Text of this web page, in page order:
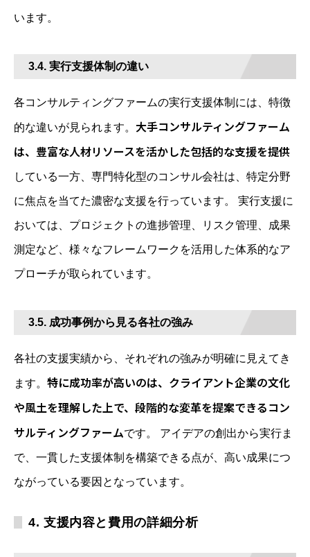
います。
3.4. 実行支援体制の違い
各コンサルティングファームの実行支援体制には、特徴
的な違いが見られます。 大手コンサルティングファーム
は、豊富な人材リソースを活かした包括的な支援を提供
している一方、専門特化型のコンサル会社は、特定分野
に焦点を当てた濃密な支援を行っています。 実行支援に
おいては、プロジェクトの進捗管理、リスク管理、成果
測定など、様々なフレームワークを活用した体系的なア
プローチが取られています。
3.5. 成功事例から見る各社の強み
各社の支援実績から、それぞれの強みが明確に見えてき
ます。 特に成功率が高いのは、クライアント企業の文化
や風土を理解した上で、段階的な変革を提案できるコン
サルティングファームです。 アイデアの創出から実行ま
で、一貫した支援体制を構築できる点が、高い成果につ
ながっている要因となっています。
4. 支援内容と費用の詳細分析